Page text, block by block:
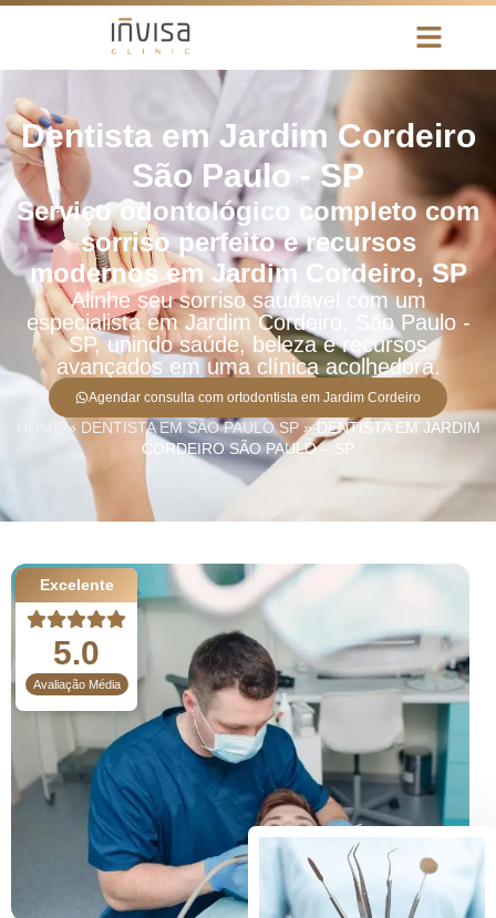
Dentista em Jardim Cordeiro
São Paulo - SP
Serviço odontológico completo com
sorriso perfeito e recursos
modernos em Jardim Cordeiro, SP
Alinhe seu sorriso saudável com um
especialista em Jardim Cordeiro, São Paulo -
SP, unindo saúde, beleza e recursos
avançados em uma clínica acolhedora.
Agendar consulta com ortodontista em Jardim Cordeiro
» DENTISTA EM SÃO PAULO SP»DENTISTA EM JARDIM
CORDEIRO SÃO PAULO – SP
Excelente
5.0
Avaliação Média